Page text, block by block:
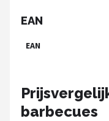
EAN
EAN
barbecues